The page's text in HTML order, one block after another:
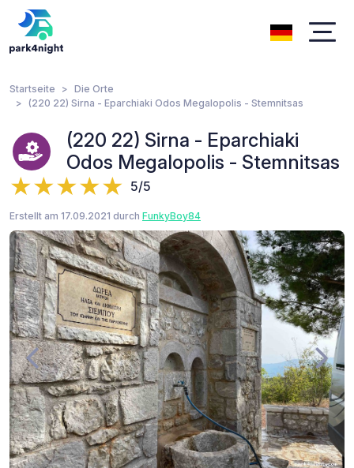
Startseite
Die Orte
(220 22) Sirna - Eparchiaki Odos Megalopolis - Stemnitsas
(220 22) Sirna - Eparchiaki
Odos Megalopolis - Stemnitsas
5/5
Erstellt am 17.09.2021 durch FunkyBoy84